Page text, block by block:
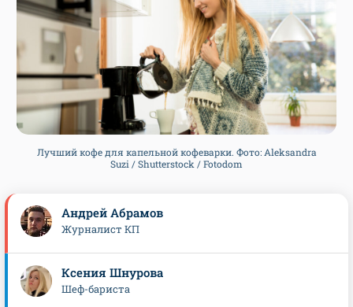
Лучший кофе для капельной кофеварки. Фото: Aleksandra
Suzi / Shutterstock / Fotodom
Андрей Абрамов
Журналист КП
Ксения Шнурова
Шеф-бариста